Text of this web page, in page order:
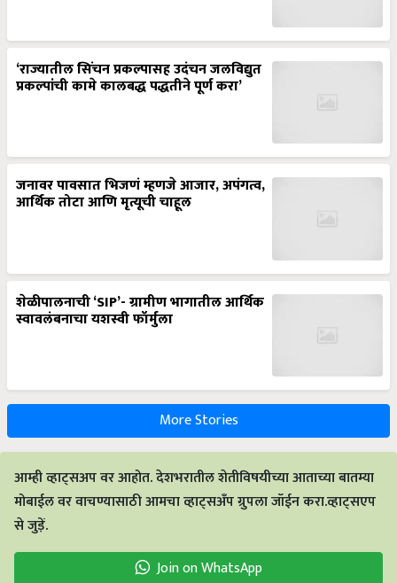
‘राज्यातील सिंचन प्रकल्पासह उदंचन जलविद्युत
प्रकल्पांची कामे कालबद्ध पद्धतीने पूर्ण करा’
जनावर पावसात भिजणं म्हणजे आजार, अपंगत्व,
आर्थिक तोटा आणि मृत्यूची चाहूल
शेळीपालनाची ‘SIP’- ग्रामीण भागातील आर्थिक
स्वावलंबनाचा यशस्वी फॉर्मुला
More Stories
आम्ही व्हाट्सअप वर आहोत. देशभरातील शेतीविषयीच्या आताच्या बातम्या
मोबाईल वर वाचण्यासाठी आमचा व्हाट्सअँप ग्रुपला जॉईन करा.व्हाट्सएप
से जुड़ें.
Join on WhatsApp